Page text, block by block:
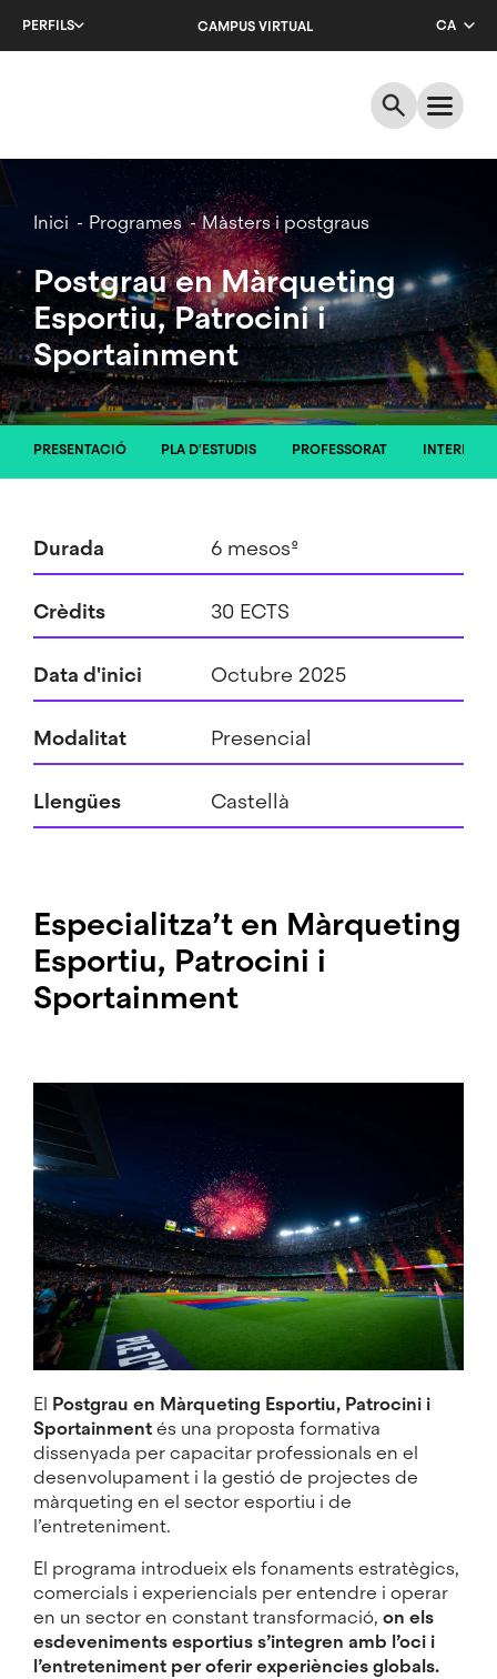
PERFILS CAMPUS VIRTUAL
CA
ES
Breadcrumb
Inici Programes Màsters i postgraus
Postgrau en Màrqueting
Esportiu, Patrocini i
Sportainment
PRESENTACIÓ PLA D'ESTUDIS PROFESSORAT
Durada 6 mesosº
Crèdits 30 ECTS
Data d'inici Octubre 2025
Modalitat Presencial
Llengües Castellà
Especialitza’t en Màrqueting
Esportiu, Patrocini i
Sportainment
El Postgrau en Màrqueting Esportiu, Patrocini i
Sportainmentés una proposta formativa
dissenyada per capacitar professionals en el
desenvolupament i la gestió de projectes de
màrqueting en el sector esportiu i de
l’entreteniment.
El programa introdueix els fonaments estratègics,
comercials i experiencials per entendre i operar
en un sector en constant transformació, on els
esdeveniments esportius s’integren amb l’oci i
l’entreteniment per oferir experiències globals.